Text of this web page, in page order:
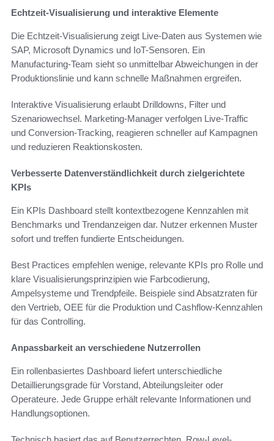
Echtzeit-Visualisierung und interaktive Elemente
Die Echtzeit-Visualisierung zeigt Live-Daten aus Systemen wie
SAP, Microsoft Dynamics und IoT-Sensoren. Ein
Manufacturing-Team sieht so unmittelbar Abweichungen in der
Produktionslinie und kann schnelle Maßnahmen ergreifen.
Interaktive Visualisierung erlaubt Drilldowns, Filter und
Szenariowechsel. Marketing-Manager verfolgen Live-Traffic
und Conversion-Tracking, reagieren schneller auf Kampagnen
und reduzieren Reaktionskosten.
Verbesserte Datenverständlichkeit durch zielgerichtete
KPIs
Ein KPIs Dashboard stellt kontextbezogene Kennzahlen mit
Benchmarks und Trendanzeigen dar. Nutzer erkennen Muster
sofort und treffen fundierte Entscheidungen.
Best Practices empfehlen wenige, relevante KPIs pro Rolle und
klare Visualisierungsprinzipien wie Farbcodierung,
Ampelsysteme und Trendpfeile. Beispiele sind Absatzraten für
den Vertrieb, OEE für die Produktion und Cashflow-Kennzahlen
für das Controlling.
Anpassbarkeit an verschiedene Nutzerrollen
Ein rollenbasiertes Dashboard liefert unterschiedliche
Detaillierungsgrade für Vorstand, Abteilungsleiter oder
Operateure. Jede Gruppe erhält relevante Informationen und
Handlungsoptionen.